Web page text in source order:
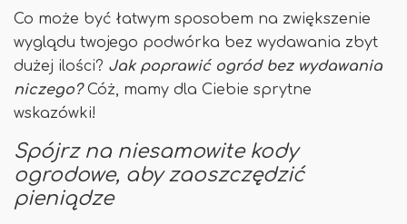
Co może być łatwym sposobem na zwiększenie
wyglądu twojego podwórka bez wydawania zbyt
dużej ilości? Jak poprawić ogród bez wydawania
niczego?Cóż, mamy dla Ciebie sprytne
wskazówki!
Spójrz na niesamowite kody
ogrodowe, aby zaoszczędzić
pieniądze